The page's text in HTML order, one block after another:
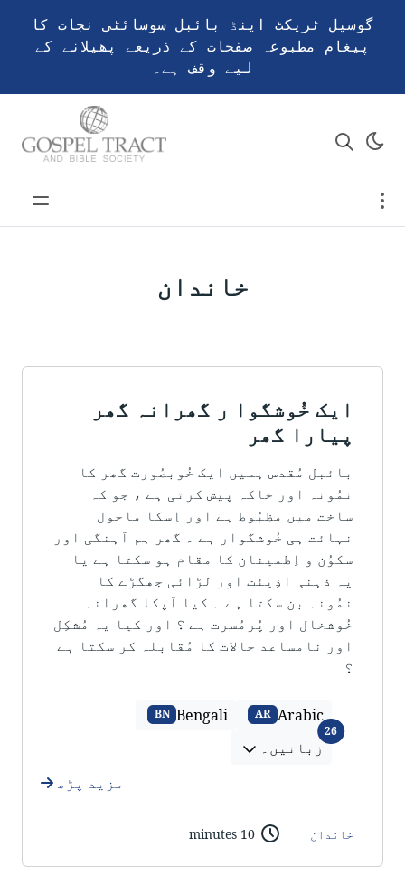
گوسپل ٹریکٹ اینڈ بائبل سوسائٹی نجات کا
پیغام مطبوعہ صفحات کے ذریعے پھیلانے کے
لیے وقف ہے۔
خاندان
ایک خُوشگوا ر گھرانہ گھر
پیارا گھر
بائبل مُقدس ہمیں ایک خُوبصُورت گھر کا
نمُونہ اور خاکہ پیش کرتی ہے ، جو کہ
ساخت میں مظبُوط ہے اور اِسکا ماحول
نہائت ہی خُوشگوار ہے ۔ گھر ہم آہنگی اور
سکوُن و اِطمینان کا مقام ہو سکتا ہے یا
یہ ذہنی اذِیئت اور لڑائی جھگڑے کا
نمُونہ بن سکتا ہے ۔ کیا آپکا گھرانہ
خُوشخال اور پُرمُسرت ہے ؟ اور کیا یہ مُشکِل
اور نامساعد حالات کا مُقابلہ کر سکتا ہے
؟
Arabic
AR
Bengali
BN
زبانیں۔
26زبانیں۔
مزید پڑھ
خاندان 10 minutes